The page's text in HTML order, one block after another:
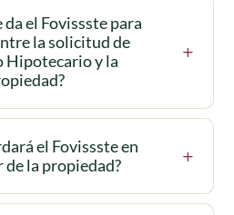
el Fovissste para
la solicitud de
Hipotecario y la
el Fovissste en
de la propiedad?